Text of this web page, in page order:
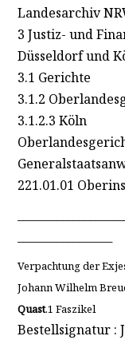
Landesarchiv
3 Justiz- und
Düsseldorf und
3.1 Gerichte
3.1.2
3.1.2.3 Köln
221.01.01
Verpachtung der
Johann Wilhelm
Quast.1 Faszikel
Bestellsignatur :